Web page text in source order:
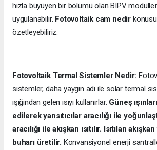
hızla büyüyen bir bölümü olan BIPV modüller
uygulanabilir. Fotovoltaik cam nedir
özetleyebiliriz.
Fotovoltaik Termal Sistemler Nedir:
sistemler, daha yaygın adı ile solar termal
ışığından gelen ısıyı kullanırlar. Güneş
edilerek yansıtıcılar aracılığı ile
aracılığı ile akışkan ısıtılır. Isıtılan
buharı üretilir. Konvansiyonel enerji